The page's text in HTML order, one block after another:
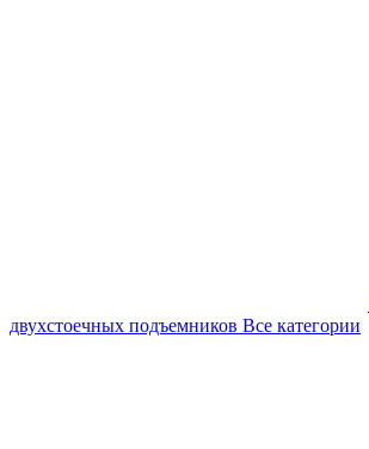
двухстоечных подъемников Все категории